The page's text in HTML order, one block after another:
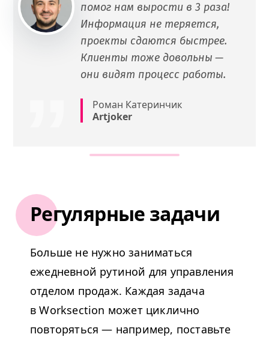
помог нам вырости в 3 раза!
Информация не теряется,
проекты сдаются быстрее.
Клиенты тоже довольны —
они видят процесс работы.
Роман Катеринчик
Artjoker
Регулярные задачи
Больше не нужно заниматься
ежедневной рутиной для управления
отделом продаж. Каждая задача
в Worksection может циклично
повторяться — например, поставьте